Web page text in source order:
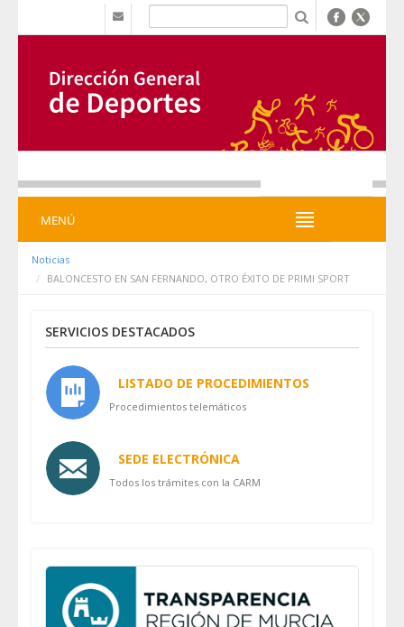
Hyppää sisältöön
MENÚ
Noticias
BALONCESTO EN SAN FERNANDO, OTRO ÉXITO DE PRIMI SPORT
SERVICIOS DESTACADOS
LISTADO DE PROCEDIMIENTOS
Procedimientos telemáticos
SEDE ELECTRÓNICA
Todos los trámites con la CARM